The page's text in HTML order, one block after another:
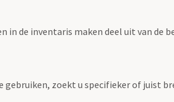
de inventaris maken deel uit van de
zoekt u specifieker of juist